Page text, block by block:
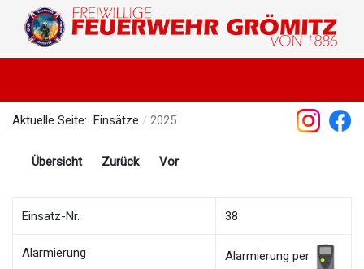
Aktuelle Seite: Einsätze 2025
Übersicht Zurück Vor
Einsatz-Nr. 38
Alarmierung
Alarmierung per